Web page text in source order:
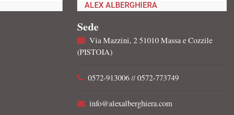
ALEX ALBERGHIERA
Sede
Via Mazzini, 2 51010 Massa e Cozzile
(PISTOIA)
0572-913006 // 0572-773749
info@alexalberghiera.com